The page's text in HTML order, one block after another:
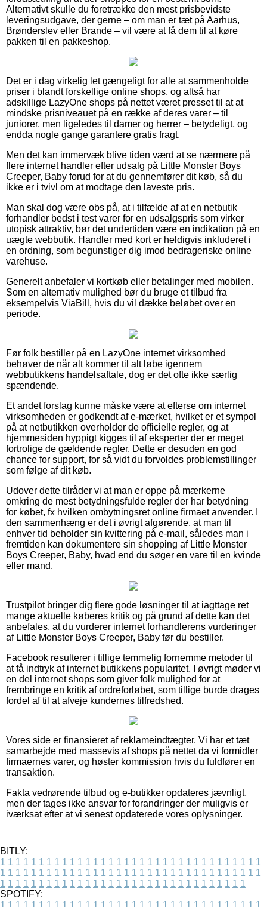
Alternativt skulle du foretrække den mest prisbevidste
leveringsudgave, der gerne – om man er tæt på Aarhus,
Brønderslev eller Brande – vil være at få dem til at køre
pakken til en pakkeshop.
Det er i dag virkelig let gængeligt for alle at sammenholde
priser i blandt forskellige online shops, og altså har
adskillige LazyOne shops på nettet været presset til at at
mindske prisniveauet på en række af deres varer – til
juniorer, men ligeledes til damer og herrer – betydeligt, og
endda nogle gange garantere gratis fragt.
Men det kan immervæk blive tiden værd at se nærmere på
flere internet handler efter udsalg på Little Monster Boys
Creeper, Baby forud for at du gennemfører dit køb, så du
ikke er i tvivl om at modtage den laveste pris.
Man skal dog være obs på, at i tilfælde af at en netbutik
forhandler bedst i test varer for en udsalgspris som virker
utopisk attraktiv, bør det undertiden være en indikation på en
uægte webbutik. Handler med kort er heldigvis inkluderet i
en ordning, som begunstiger dig imod bedrageriske online
varehuse.
Generelt anbefaler vi kortkøb eller betalinger med mobilen.
Som en alternativ mulighed bør du bruge et tilbud fra
eksempelvis ViaBill, hvis du vil dække beløbet over en
periode.
Før folk bestiller på en LazyOne internet virksomhed
behøver de når alt kommer til alt løbe igennem
webbutikkens handelsaftale, dog er det ofte ikke særlig
spændende.
Et andet forslag kunne måske være at efterse om internet
virksomheden er godkendt af e-mærket, hvilket er et sympol
på at netbutikken overholder de officielle regler, og at
hjemmesiden hyppigt kigges til af eksperter der er meget
fortrolige de gældende regler. Dette er desuden en god
chance for support, for så vidt du forvoldes problemstillinger
som følge af dit køb.
Udover dette tilråder vi at man er oppe på mærkerne
omkring de mest betydningsfulde regler der har betydning
for købet, fx hvilken ombytningsret online firmaet anvender. I
den sammenhæng er det i øvrigt afgørende, at man til
enhver tid beholder sin kvittering på e-mail, således man i
fremtiden kan dokumentere sin shopping af Little Monster
Boys Creeper, Baby, hvad end du søger en vare til en kvinde
eller mand.
Trustpilot bringer dig flere gode løsninger til at iagttage ret
mange aktuelle køberes kritik og på grund af dette kan det
anbefales, at du vurderer internet forhandlerens vurderinger
af Little Monster Boys Creeper, Baby før du bestiller.
Facebook resulterer i tillige temmelig fornemme metoder til
at få indtryk af internet butikkens popularitet. I øvrigt møder vi
en del internet shops som giver folk mulighed for at
frembringe en kritik af ordreforløbet, som tillige burde drages
fordel af til at afveje kundernes tilfredshed.
Vores side er finansieret af reklameindtægter. Vi har et tæt
samarbejde med massevis af shops på nettet da vi formidler
firmaernes varer, og høster kommission hvis du fuldfører en
transaktion.
Fakta vedrørende tilbud og e-butikker opdateres jævnligt,
men der tages ikke ansvar for forandringer der muligvis er
iværksat efter at vi senest opdaterede vores oplysninger.
BITLY:
1 1 1 1 1 1 1 1 1 1 1 1 1 1 1 1 1 1 1 1 1 1 1 1 1 1 1 1 1 1 1 1 1 1
1 1 1 1 1 1 1 1 1 1 1 1 1 1 1 1 1 1 1 1 1 1 1 1 1 1 1 1 1 1 1 1 1 1
1 1 1 1 1 1 1 1 1 1 1 1 1 1 1 1 1 1 1 1 1 1 1 1 1 1 1 1 1 1 1 1
SPOTIFY:
1 1 1 1 1 1 1 1 1 1 1 1 1 1 1 1 1 1 1 1 1 1 1 1 1 1 1 1 1 1 1 1 1 1